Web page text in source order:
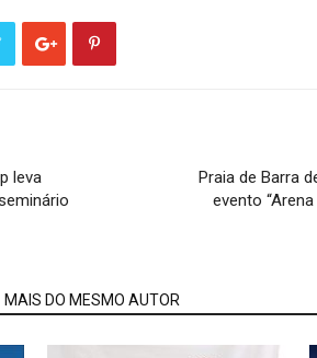
leva
Praia de Barra
evento
MAIS DO MESMO AUTOR